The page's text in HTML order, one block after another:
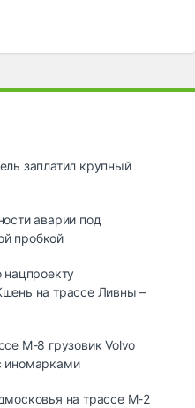
заплатил крупный
аварии под
пробкой
нацпроекту
на трассе Ливны –
М-8 грузовик Volvo
иномарками
на трассе М-2